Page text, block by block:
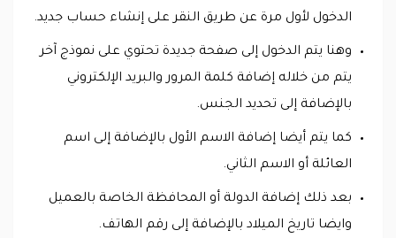
الدخول لأول مرة عن طريق النقر على إنشاء حساب جديد.
وهنا يتم الدخول إلى صفحة جديدة تحتوي على نموذج آخر
يتم من خلاله إضافة كلمة المرور والبريد الإلكتروني
بالإضافة إلى تحديد الجنس.
كما يتم أيضا إضافة الاسم الأول بالإضافة إلى اسم
العائلة أو الاسم الثاني.
بعد ذلك إضافة الدولة أو المحافظة الخاصة بالعميل
وايضا تاريخ الميلاد بالإضافة إلى رقم الهاتف.